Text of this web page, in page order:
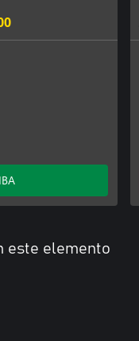
este elemento